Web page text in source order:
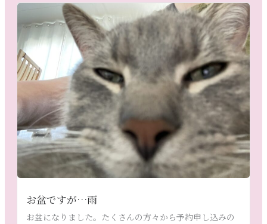
お盆ですが…雨
お盆になりました。たくさんの方々から予約申し込みの